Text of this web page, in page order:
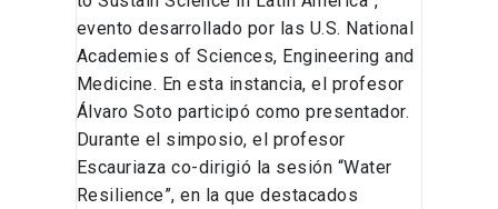
evento desarrollado por las U.S. National
Academies of Sciences, Engineering and
Medicine. En esta instancia, el profesor
Álvaro Soto participó como presentador.
Durante el simposio, el profesor
Escauriaza co-dirigió la sesión “Water
Resilience”, en la que destacados